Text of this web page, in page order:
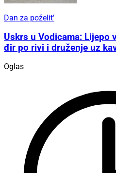
Dan za poželit'
Uskrs u Vodicama: Lijepo
đir po rivi i druženje uz
Oglas